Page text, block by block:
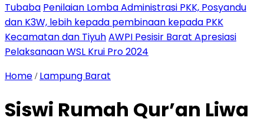
Tubaba Penilaian Lomba Administrasi PKK, Posyandu
dan K3W, lebih kepada pembinaan kepada PKK
Kecamatan dan TiyuhAWPI Pesisir Barat Apresiasi
Pelaksanaan WSL Krui Pro 2024
Home / Lampung Barat
Siswi Rumah Qur’an Liwa